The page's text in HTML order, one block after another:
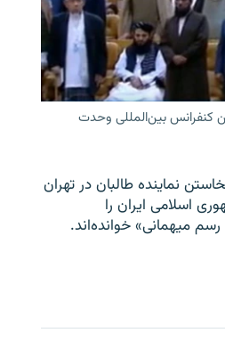
کنفرانس بین‌المللی وحدت
نماینده طالبان در تهران
اسلامی ایران را
میهمانی» خوانده‌اند.